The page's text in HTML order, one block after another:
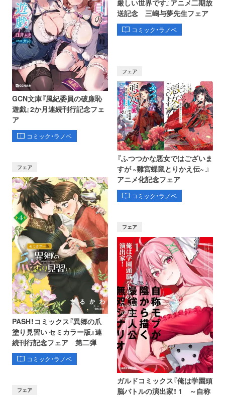
GCN文庫『風紀委員の破廉恥
遊戯』2か月連続刊行記念フェ
ア
コミック・ラノベ
厳しい世界です』アニメ二期放
送記念 三嶋与夢先生フェア
コミック・ラノベ
フェア
PASH！コミックス『異郷の爪
塗り見習い セミカラー版』連
続刊行記念フェア 第二弾
コミック・ラノベ
フェア
『ふつつかな悪女ではございま
すが ~雛宮蝶鼠とりかえ伝~ 』
アニメ化記念フェア
コミック・ラノベ
フェア
フェア
ガルドコミックス『俺は学園頭
脳バトルの演出家！ 1 ～自称